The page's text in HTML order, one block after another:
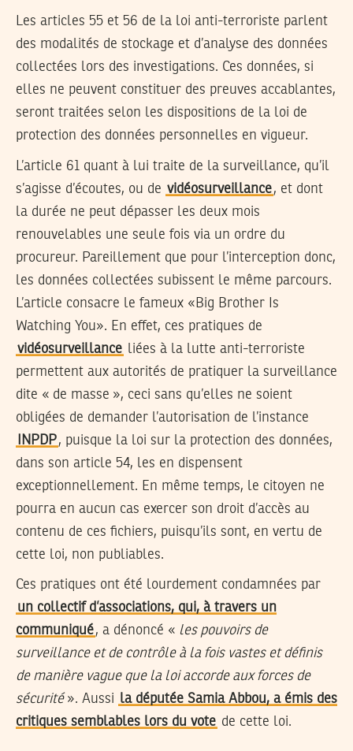
Les articles 55 et 56 de la loi anti-terroriste parlent
des modalités de stockage et d’analyse des données
collectées lors des investigations. Ces données, si
elles ne peuvent constituer des preuves accablantes,
seront traitées selon les dispositions de la loi de
protection des données personnelles en vigueur.
L’article 61 quant à lui traite de la surveillance, qu’il
s’agisse d’écoutes, ou de vidéosurveillance, et dont
la durée ne peut dépasser les deux mois
renouvelables une seule fois via un ordre du
procureur. Pareillement que pour l’interception donc,
les données collectées subissent le même parcours.
L’article consacre le fameux «Big Brother Is
Watching You». En effet, ces pratiques de
vidéosurveillance liées à la lutte anti-terroriste
permettent aux autorités de pratiquer la surveillance
dite « de masse », ceci sans qu’elles ne soient
obligées de demander l’autorisation de l’instance
INPDP, puisque la loi sur la protection des données,
dans son article 54, les en dispensent
exceptionnellement. En même temps, le citoyen ne
pourra en aucun cas exercer son droit d’accès au
contenu de ces fichiers, puisqu’ils sont, en vertu de
cette loi, non publiables.
Ces pratiques ont été lourdement condamnées par
un collectif d’associations, qui, à travers un
communiqué, a dénoncé « les pouvoirs de
surveillance et de contrôle à la fois vastes et définis
de manière vague que la loi accorde aux forces de
sécurité». Aussi la députée Samia Abbou, a émis des
critiques semblables lors du vote de cette loi.